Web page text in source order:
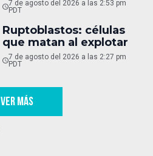
7 de agosto del 2026 a las 2:53 pm
PDT
Ruptoblastos: células
que matan al explotar
7 de agosto del 2026 a las 2:27 pm
PDT
VER MÁS